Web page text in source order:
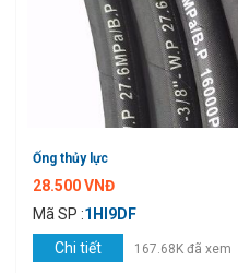
Ống thủy lực
28.500 VNĐ
Mã SP :1HI9DF
Chi tiết
167.68K đã xem